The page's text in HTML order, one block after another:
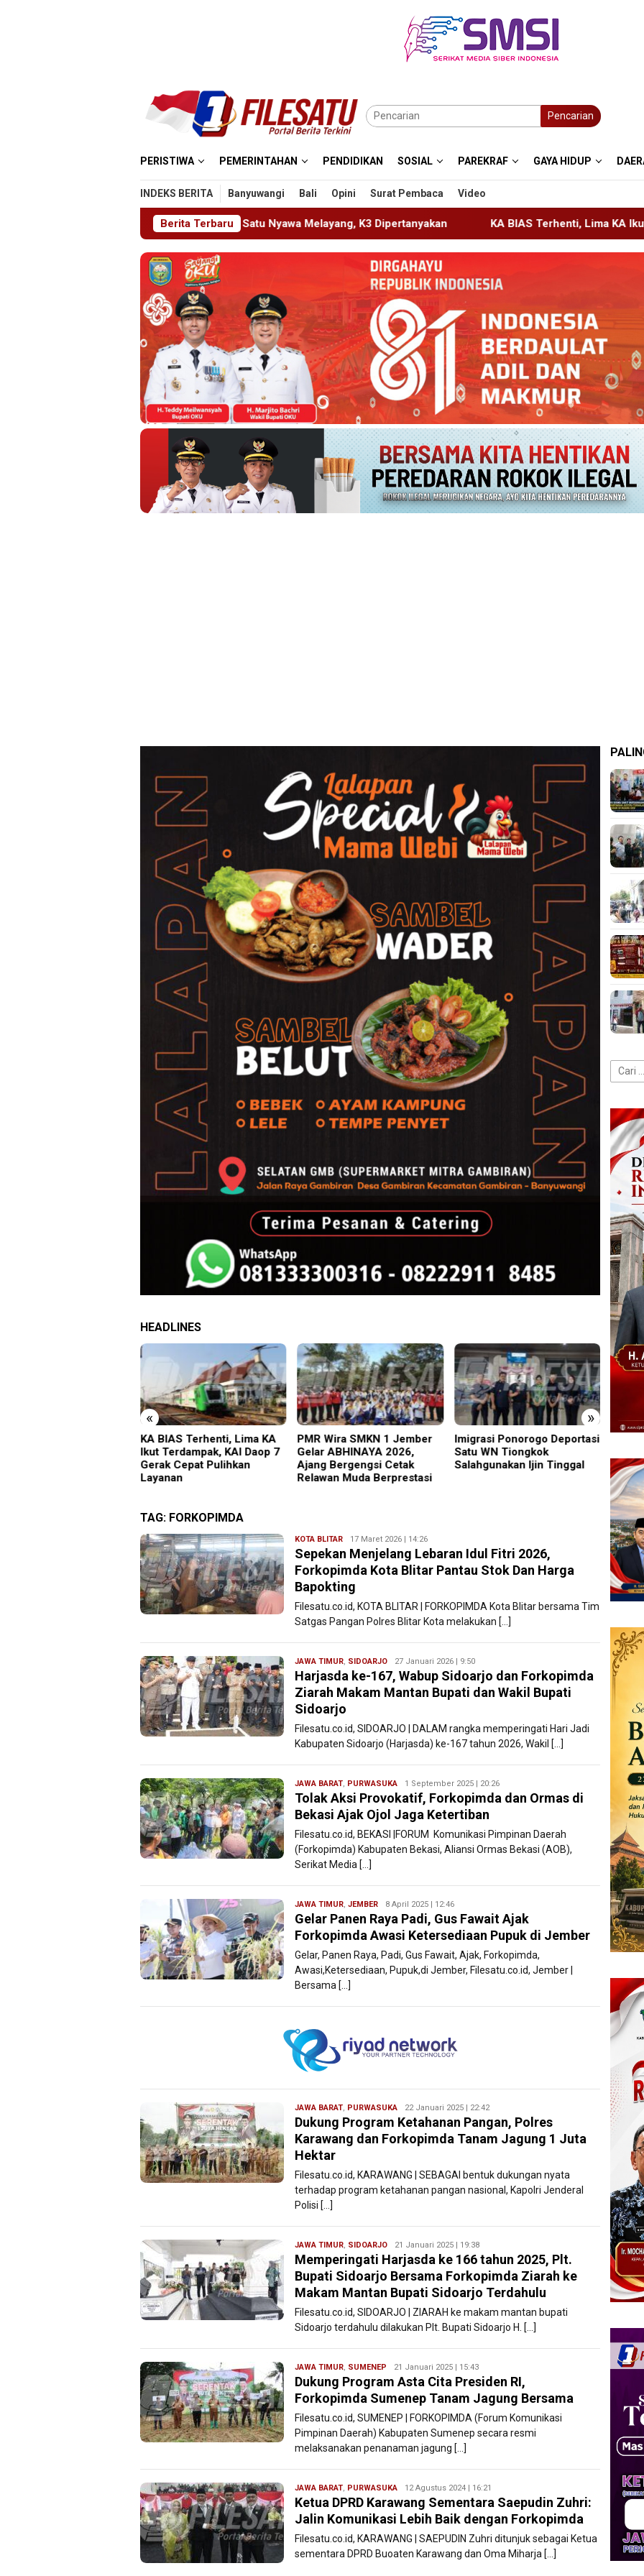
Pencarian
PERISTIWA PEMERINTAHAN PENDIDIKAN SOSIAL PAREKRAF GAYA HIDUP
INDEKS BERITA Banyuwangi Bali Opini Surat Pembaca Video
Berita Terbaru
MIN 5 Madiun: Satu Nyawa Melayang, K3 Dipertanyakan KA BIAS Terhenti, Lima KA Ikut Terdampak, KAI Daop 7
HEADLINES
« »
KA BIAS Terhenti, Lima KA
Ikut Terdampak, KAI Daop 7
Gerak Cepat Pulihkan
Layanan
PMR Wira SMKN 1 Jember
Gelar ABHINAYA 2026,
Ajang Bergengsi Cetak
Relawan Muda Berprestasi
Imigrasi Ponorogo Deportasi
Satu WN Tiongkok
Salahgunakan Ijin Tinggal
TAG: FORKOPIMDA
KOTA BLITAR Ryan
Karawang
17 Maret 2026 | 14:26
Sepekan Menjelang Lebaran Idul Fitri 2026,
Forkopimda Kota Blitar Pantau Stok Dan Harga
Bapokting
Filesatu.co.id, KOTA BLITAR | FORKOPIMDA Kota Blitar bersama Tim
Satgas Pangan Polres Blitar Kota melakukan […]
JAWA TIMUR, SIDOARJO Ryan
Karawang
27 Januari 2026 | 9:50
Harjasda ke-167, Wabup Sidoarjo dan Forkopimda
Ziarah Makam Mantan Bupati dan Wakil Bupati
Sidoarjo
Filesatu.co.id, SIDOARJO | DALAM rangka memperingati Hari Jadi
Kabupaten Sidoarjo (Harjasda) ke-167 tahun 2026, Wakil […]
JAWA BARAT, PURWASUKA Ryan
Karawang
1 September 2025 | 20:26
Tolak Aksi Provokatif, Forkopimda dan Ormas di
Bekasi Ajak Ojol Jaga Ketertiban
Filesatu.co.id, BEKASI |FORUM Komunikasi Pimpinan Daerah
(Forkopimda) Kabupaten Bekasi, Aliansi Ormas Bekasi (AOB),
Serikat Media […]
JAWA TIMUR, JEMBER Ryan
Karawang
8 April 2025 | 12:46
Gelar Panen Raya Padi, Gus Fawait Ajak
Forkopimda Awasi Ketersediaan Pupuk di Jember
Gelar, Panen Raya, Padi, Gus Fawait, Ajak, Forkopimda,
Awasi,Ketersediaan, Pupuk,di Jember, Filesatu.co.id, Jember |
Bersama […]
JAWA BARAT, PURWASUKA Ryan
Karawang
22 Januari 2025 | 22:42
Dukung Program Ketahanan Pangan, Polres
Karawang dan Forkopimda Tanam Jagung 1 Juta
Hektar
Filesatu.co.id, KARAWANG | SEBAGAI bentuk dukungan nyata
terhadap program ketahanan pangan nasional, Kapolri Jenderal
Polisi […]
JAWA TIMUR, SIDOARJO Ryan
Karawang
21 Januari 2025 | 19:38
Memperingati Harjasda ke 166 tahun 2025, Plt.
Bupati Sidoarjo Bersama Forkopimda Ziarah ke
Makam Mantan Bupati Sidoarjo Terdahulu
Filesatu.co.id, SIDOARJO | ZIARAH ke makam mantan bupati
Sidoarjo terdahulu dilakukan Plt. Bupati Sidoarjo H. […]
JAWA TIMUR, SUMENEP Ryan
Karawang
21 Januari 2025 | 15:43
Dukung Program Asta Cita Presiden RI,
Forkopimda Sumenep Tanam Jagung Bersama
Filesatu.co.id, SUMENEP | FORKOPIMDA (Forum Komunikasi
Pimpinan Daerah) Kabupaten Sumenep secara resmi
melaksanakan penanaman jagung […]
JAWA BARAT, PURWASUKA Ryan
Karawang
12 Agustus 2024 | 16:21
Ketua DPRD Karawang Sementara Saepudin Zuhri:
Jalin Komunikasi Lebih Baik dengan Forkopimda
Filesatu.co.id, KARAWANG | SAEPUDIN Zuhri ditunjuk sebagai Ketua
sementara DPRD Buoaten Karawang dan Oma Miharja […]
Cari
untuk: